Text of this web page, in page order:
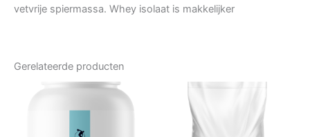
vetvrije spiermassa. Whey isolaat is makkelijker
Gerelateerde producten